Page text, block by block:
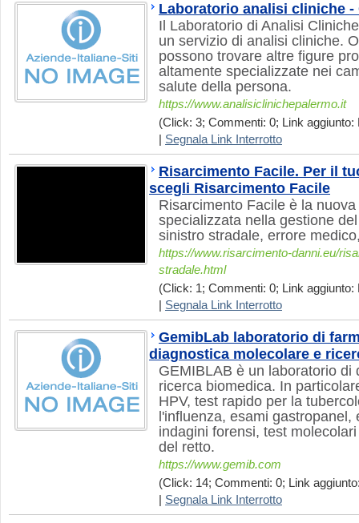
Laboratorio analisi cliniche -
Il Laboratorio di Analisi
un servizio di analisi cliniche.
possono trovare altre figure
altamente specializzate nei
salute della persona.
https://www.analisiclinichepalermo.it
(Click: 3; Commenti: 0; Link aggiunto:
Segnala Link Interrotto
Risarcimento Facile. Per il
scegli Risarcimento Facile
Risarcimento Facile è la
specializzata nella gestione
sinistro stradale, errore
https://www.risarcimento-danni.eu/
stradale.html
(Click: 1; Commenti: 0; Link aggiunto:
Segnala Link Interrotto
GemibLab laboratorio di
diagnostica molecolare e
GEMIBLAB è un laboratorio di
ricerca biomedica. In
HPV, test rapido per la
l'influenza, esami
indagini forensi, test
del retto.
https://www.gemib.com
(Click: 14; Commenti: 0; Link
Segnala Link Interrotto